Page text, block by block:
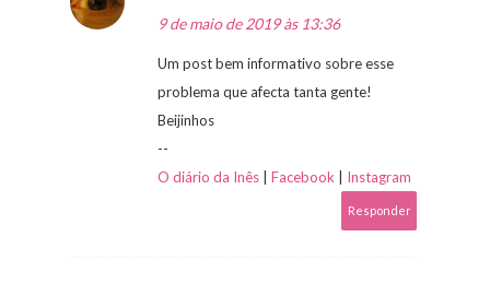
9 de maio de 2019 às 13:36
Um post bem informativo sobre esse
problema que afecta tanta gente!
Beijinhos
--
O diário da Inês
Facebook Instagram
Responder